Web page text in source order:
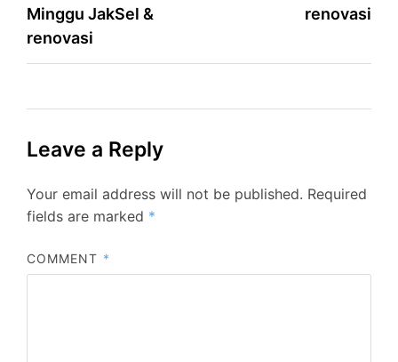
Minggu JakSel &
renovasi
renovasi
Leave a Reply
Your email address will not be published. Required
fields are marked *
COMMENT *